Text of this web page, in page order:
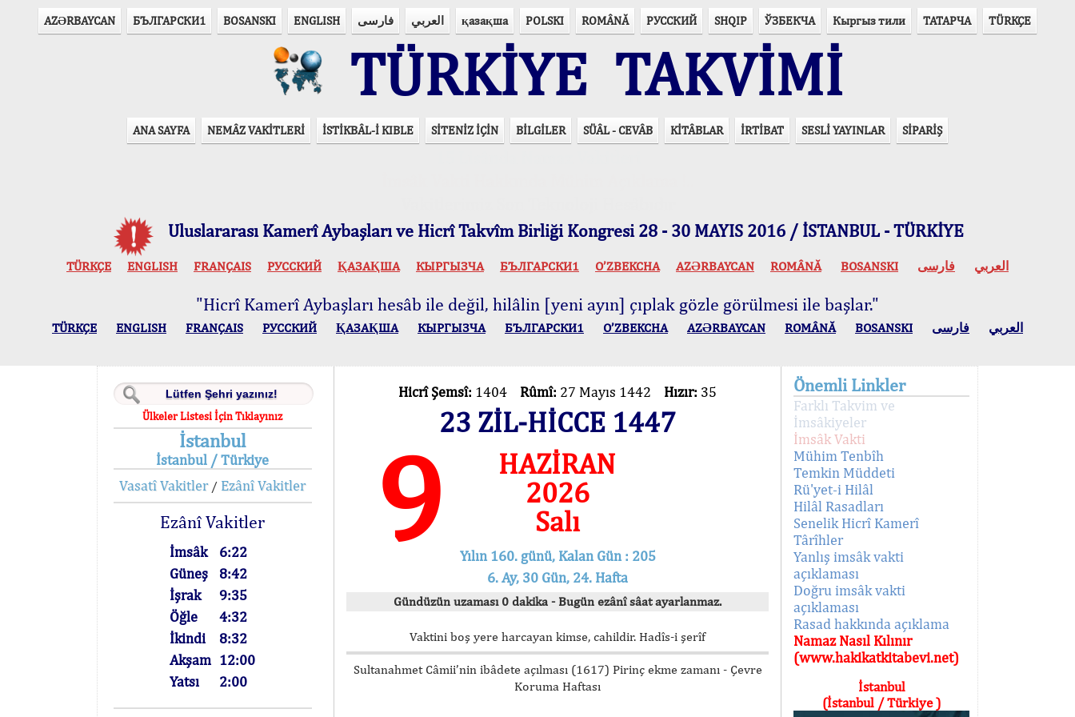
AZӘRBAYCAN БЪЛГАРСКИ1 BOSANSKI ENGLISH فارسی العربي қазақша POLSKI ROMÂNĂ РУССКИЙ SHQIP ЎЗБЕКЧА Кыргыз тили ТАТАРЧА TÜRKÇE
TÜRKİYE TAKVİMİ
ANA SAYFA NEMÂZ VAKİTLERİ İSTİKBÂL-İ KIBLE SİTENİZ İÇİN BİLGİLER SÜÂL - CEVÂB KİTÂBLAR İRTİBAT SESLİ YAYINLAR SİPARİŞ
Uluslararası Kamerî Aybaşları ve Hicrî Takvîm Birliği Kongresi 28 - 30 MAYIS 2016 / İSTANBUL - TÜRKİYE
TÜRKÇE ENGLISH FRANÇAIS РУССКИЙ ҚАЗАҚША КЫPГЫЗЧA БЪЛГАРСКИ1 O’ZBEKCHA AZӘRBAYCAN ROMÂNĂ BOSANSKI العربي فارسی
"Hicrî Kamerî Aybaşları hesâb ile değil, hilâlin [yeni ayın] çıplak gözle görülmesi ile başlar."
TÜRKÇE ENGLISH FRANÇAIS РУССКИЙ ҚАЗАҚША КЫPГЫЗЧA БЪЛГАРСКИ1 O’ZBEKCHA AZӘRBAYCAN ROMÂNĂ BOSANSKI العربي فارسی
Ülkeler Listesi İçin Tıklayınız
İstanbul
İstanbul / Türkiye
Vasatî Vakitler/ Ezânî Vakitler
Ezânî Vakitler
İmsâk
6:22
Güneş
8:42
İşrak
9:35
Öğle
4:32
İkindi
8:32
Akşam 12:00
Yatsı
2:00
Hicrî Şemsî: 1404 Rûmî: 27 Mayıs 1442 Hızır: 35
23 ZİL-HİCCE 1447
9
HAZİRAN
2026
Salı
Yılın 160. günü, Kalan Gün : 205
6. Ay, 30 Gün, 24. Hafta
Gündüzün uzaması 0 dakika - Bugün ezânî sâat ayarlanmaz.
Vaktini boş yere harcayan kimse, cahildir. Hadîs-i şerîf
Sultanahmet Câmii’nin ibâdete açılması (1617) Pirinç ekme zamanı - Çevre
Koruma Haftası
Önemli Linkler
Farklı Takvim ve
İmsâkiyeler
İmsâk Vakti
Mühim Tenbîh
Temkin Müddeti
Rü'yet-i Hilâl
Hilâl Rasadları
Senelik Hicrî Kamerî
Târîhler
Yanlış imsâk vakti
açıklaması
Doğru imsâk vakti
açıklaması
Rasad hakkında açıklama
Namaz Nasıl Kılınır
(www.hakikatkitabevi.net)
İstanbul
(İstanbul / Türkiye )